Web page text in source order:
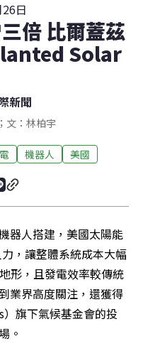
日
倍 比爾蓋茲
Solar
新聞
文：林柏宇
機器人 美國
器人搭建，美國太陽能
，讓整體系統成本大幅
形，且發電效率較傳統
業界高度關注，還獲得
旗下氣候基金會的投
。